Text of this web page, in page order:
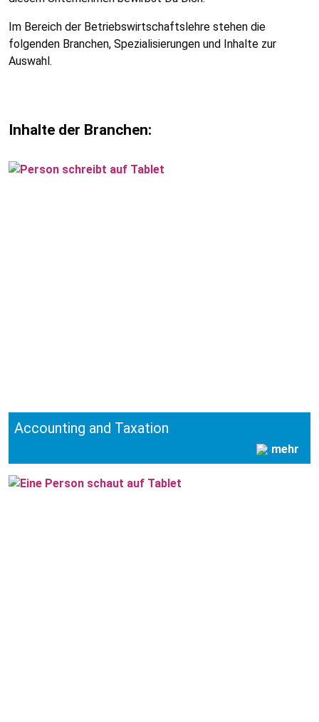
Im Bereich der Betriebswirtschaftslehre stehen die
folgenden Branchen, Spezialisierungen und Inhalte zur
Auswahl.
Inhalte der Branchen:
Accounting and Taxation
mehr